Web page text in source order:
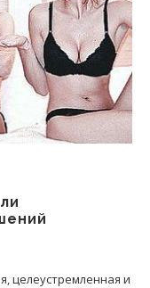
целеустремленная и